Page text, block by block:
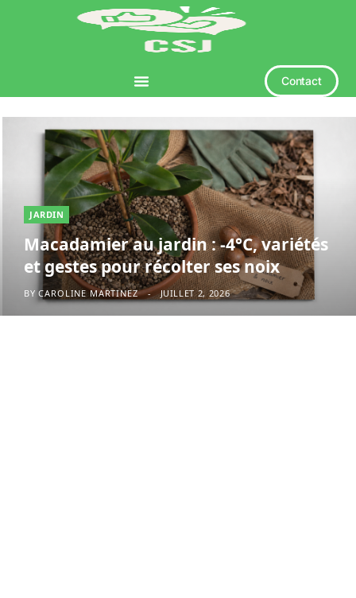
Contact
JARDIN
Macadamier au jardin : -4°C, variétés
et gestes pour récolter ses noix
BY CAROLINE MARTINEZ JUILLET 2, 2026